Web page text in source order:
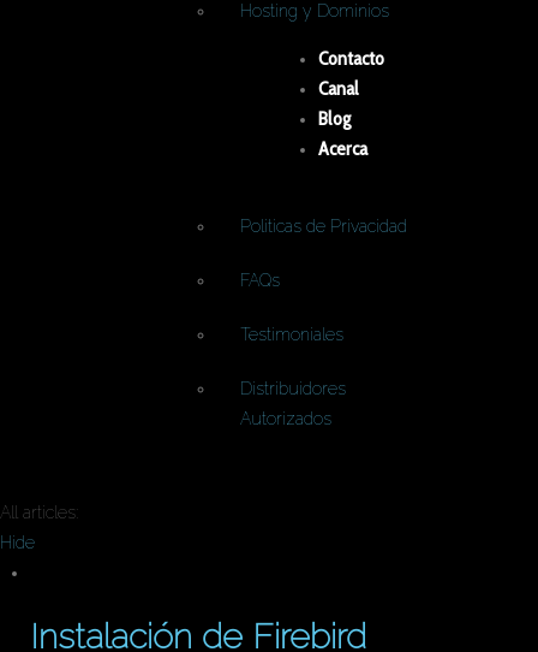
Hosting y Dominios
Contacto
Canal
Blog
Acerca
Politicas de Privacidad
FAQs
Testimoniales
Distribuidores
Autorizados
All articles:
Hide
Instalación de Firebird